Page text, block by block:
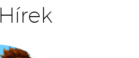
Hírek